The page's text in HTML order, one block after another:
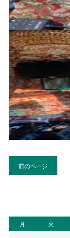
前のページ
月
火